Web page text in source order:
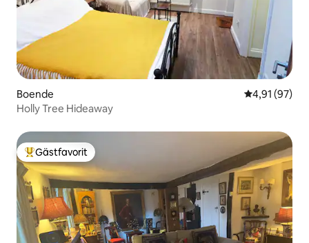
Boende 4,91 av 5 i
4,91 (97)
Holly Tree Hideaway
Populär gästfavorit
Gästfavorit